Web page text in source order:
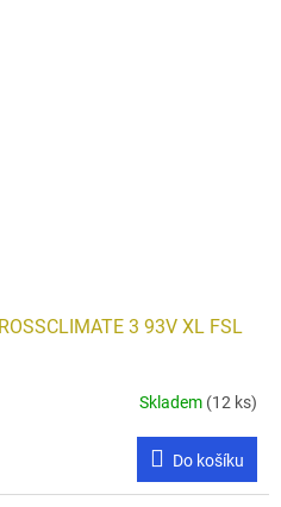
3 93V XL FSL
Skladem (12 ks)
Do košíku